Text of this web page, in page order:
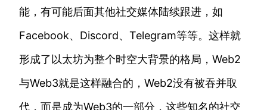
能，有可能后面其他社交媒体陆续跟进，如
Facebook、Discord、Telegram等等。这样就
形成了以太坊为整个时空大背景的格局，Web2
与Web3就是这样融合的，Web2没有被吞并取
代，而是成为Web3的一部分，这些知名的社交